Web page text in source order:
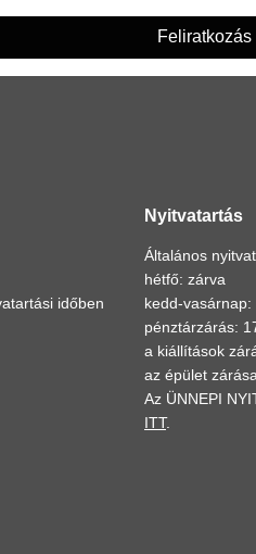
Feliratkozás
időben
Nyitvatartás
Általános
hétfő: zárva
kedd-
pénztárzárás:
a kiállítások
az épület
Az ÜNNEPI
ITT.